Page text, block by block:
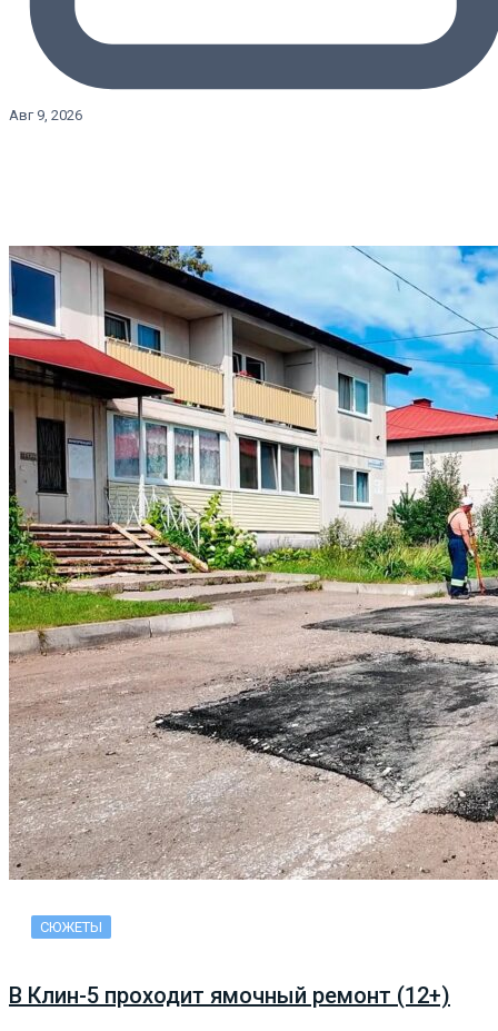
Авг 9, 2026
СЮЖЕТЫ
В Клин-5 проходит ямочный ремонт (12+)